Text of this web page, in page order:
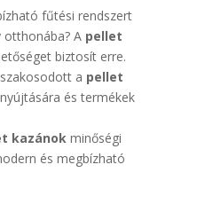
fűtési rendszert
otthonába? A pellet
biztosít erre.
szakosodott a pellet
és termékek
kazánokminőségi
és megbízható